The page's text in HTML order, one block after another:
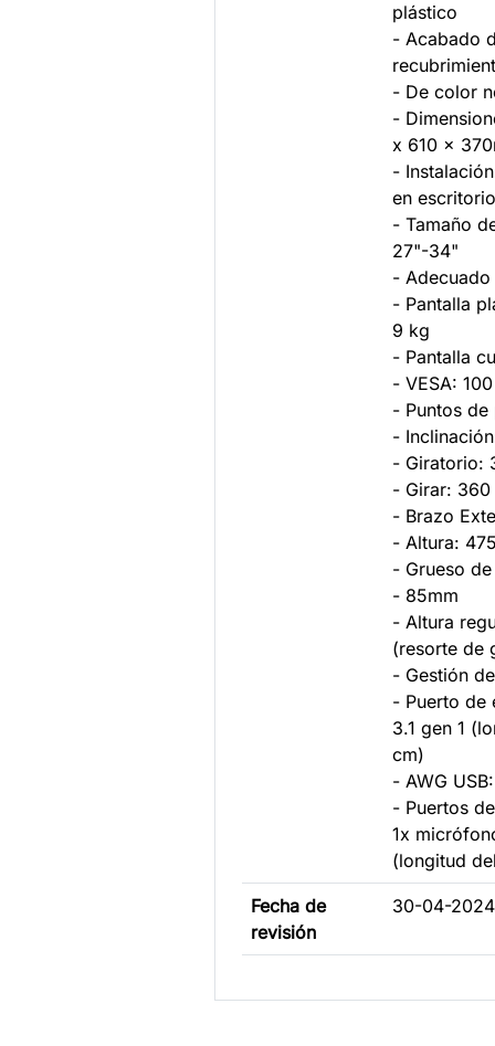
plástico
- Acabado
- De color
-
x 610 x
-
en escritorio
- Tamaño
27"-34"
- Adecuado
- Pantalla
9 kg
- Pantalla
- VESA:
- Puntos
-
- Giratorio:
- Girar: 360
- Brazo
- Altura:
- Grueso
- 85mm
- Altura
(resorte de
- Gestión
- Puerto de
3.1 gen 1
cm)
- AWG
- Puertos
1x
(longitud
Fecha de
revisión
30-04-